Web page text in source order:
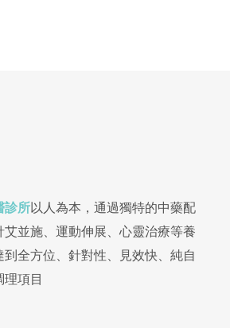
診所以人為本，通過獨特的中藥配
並施、運動伸展、心靈治療等養
全方位、針對性、見效快、純自
項目